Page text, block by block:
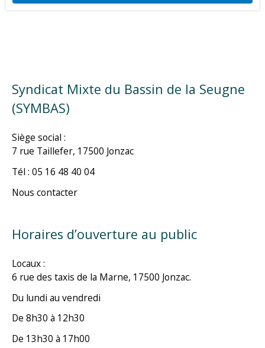
Syndicat Mixte du Bassin de la Seugne
(SYMBAS)
Siège social :
7 rue Taillefer, 17500 Jonzac
Tél : 05 16 48 40 04
Nous contacter
Horaires d’ouverture au public
Locaux :
6 rue des taxis de la Marne, 17500 Jonzac.
Du lundi au vendredi
De 8h30 à 12h30
De 13h30 à 17h00